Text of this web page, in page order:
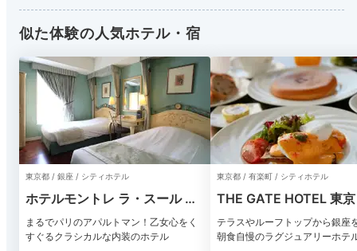
似た体験の人気ホテル・宿
東京都 / 銀座 / シティホテル
ホテルモントレ ラ・スール ギ
ンザ
まるでパリのアパルトマン！乙女心をく
すぐるクラシカルな内装のホテル
東京都 / 有楽町 / シティホテル
THE GATE HOTEL 東
HULIC
テラスやルーフトップから銀座
朝食自慢のラグジュアリーホテ